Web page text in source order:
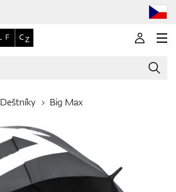
Značky
Golfové hole
Deštníky Big Max